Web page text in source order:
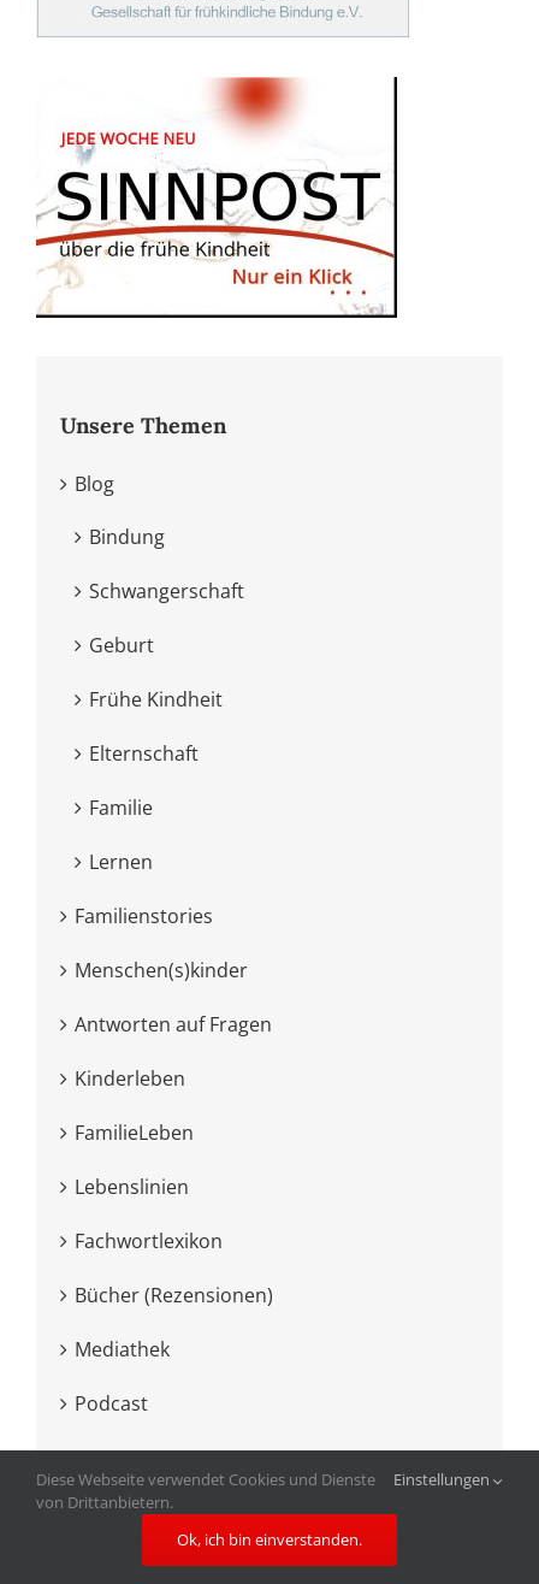
Unsere Themen
Blog
Bindung
Schwangerschaft
Geburt
Frühe Kindheit
Elternschaft
Familie
Lernen
Familienstories
Menschen(s)kinder
Antworten auf Fragen
Kinderleben
FamilieLeben
Lebenslinien
Fachwortlexikon
Bücher (Rezensionen)
Mediathek
Podcast
Diese Webseite verwendet Cookies und Dienste
von Drittanbietern.
Einstellungen
Ok, ich bin einverstanden.